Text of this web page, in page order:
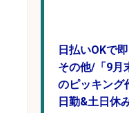
日払いOKで
その他/「9月
のピッキング
日勤&土日休